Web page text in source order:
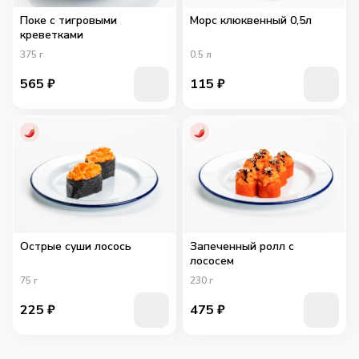
Поке с тигровыми
креветками
375 г
565 ₽
Морс клюквенный 0,5л
0.5 л
115 ₽
Острые суши лосось
75 г
225 ₽
Запеченный ролл с
лососем
230 г
475 ₽